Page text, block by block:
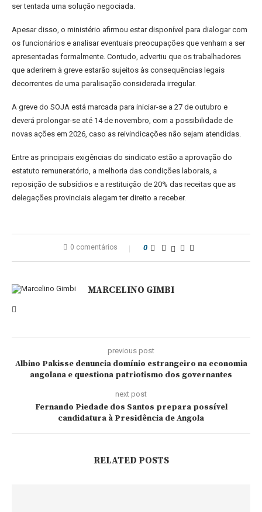
ser tentada uma solução negociada.
Apesar disso, o ministério afirmou estar disponível para dialogar com
os funcionários e analisar eventuais preocupações que venham a ser
apresentadas formalmente. Contudo, advertiu que os trabalhadores
que aderirem à greve estarão sujeitos às consequências legais
decorrentes de uma paralisação considerada irregular.
A greve do SOJA está marcada para iniciar-se a 27 de outubro e
deverá prolongar-se até 14 de novembro, com a possibilidade de
novas ações em 2026, caso as reivindicações não sejam atendidas.
Entre as principais exigências do sindicato estão a aprovação do
estatuto remuneratório, a melhoria das condições laborais, a
reposição de subsídios e a restituição de 20% das receitas que as
delegações provinciais alegam ter direito a receber.
0 comentários 0
MARCELINO GIMBI
previous post
Albino Pakisse denuncia domínio estrangeiro na economia
angolana e questiona patriotismo dos governantes
next post
Fernando Piedade dos Santos prepara possível
candidatura à Presidência de Angola
RELATED POSTS